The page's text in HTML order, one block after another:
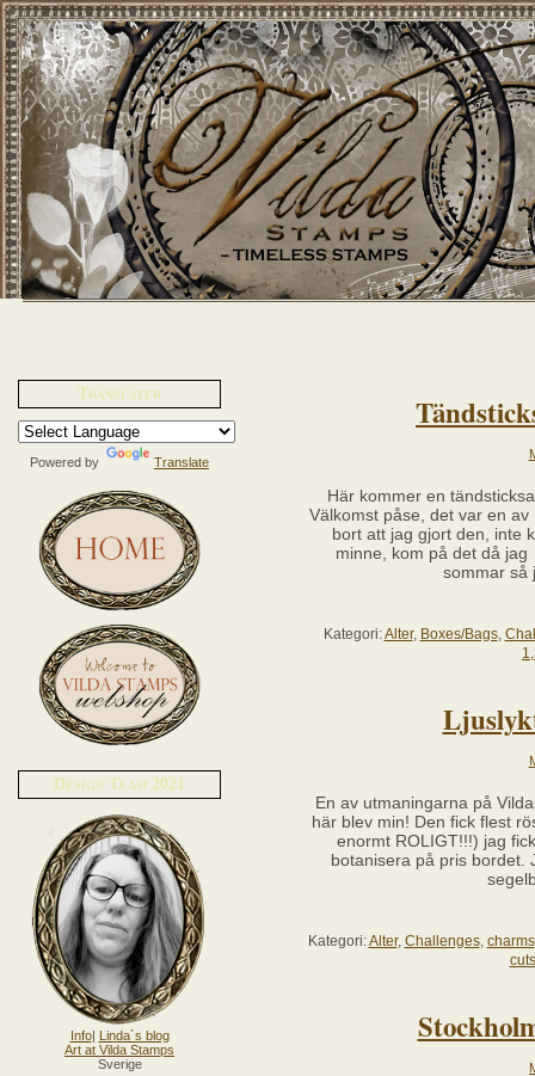
Translater
Powered by Translate
Design Team 2021
Info| Linda´s blog
Art at Vilda Stamps
Sverige
Här kommer en
Välkomst påse, det var en
bort att jag gjort den, inte
minne, kom på det då
sommar
Kategori:Alter, Boxes/Bags,
En av utmaningarna på
här blev min! Den fick flest
enormt ROLIGT!!!) jag
botanisera på pris bordet.
Kategori:Alter, Challenges, charms
cuts